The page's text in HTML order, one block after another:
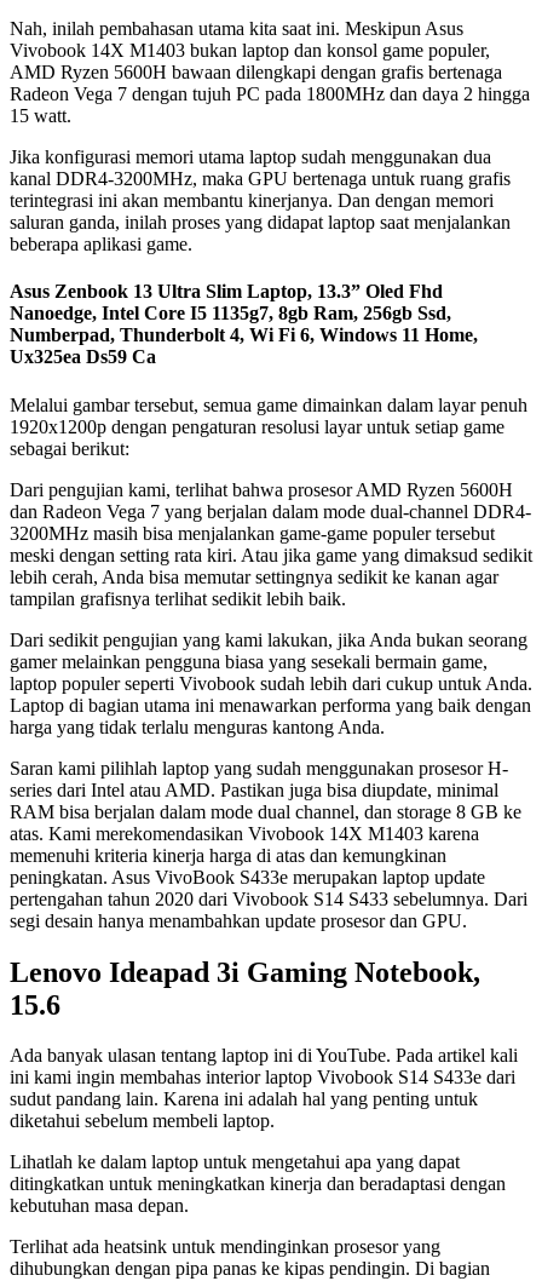
Nah, inilah pembahasan utama kita saat ini. Meskipun Asus
Vivobook 14X M1403 bukan laptop dan konsol game populer,
AMD Ryzen 5600H bawaan dilengkapi dengan grafis bertenaga
Radeon Vega 7 dengan tujuh PC pada 1800MHz dan daya 2 hingga
15 watt.
Jika konfigurasi memori utama laptop sudah menggunakan dua
kanal DDR4-3200MHz, maka GPU bertenaga untuk ruang grafis
terintegrasi ini akan membantu kinerjanya. Dan dengan memori
saluran ganda, inilah proses yang didapat laptop saat menjalankan
beberapa aplikasi game.
Asus Zenbook 13 Ultra Slim Laptop, 13.3” Oled Fhd
Nanoedge, Intel Core I5 1135g7, 8gb Ram, 256gb Ssd,
Numberpad, Thunderbolt 4, Wi Fi 6, Windows 11 Home,
Ux325ea Ds59 Ca
Melalui gambar tersebut, semua game dimainkan dalam layar penuh
1920x1200p dengan pengaturan resolusi layar untuk setiap game
sebagai berikut:
Dari pengujian kami, terlihat bahwa prosesor AMD Ryzen 5600H
dan Radeon Vega 7 yang berjalan dalam mode dual-channel DDR4-
3200MHz masih bisa menjalankan game-game populer tersebut
meski dengan setting rata kiri. Atau jika game yang dimaksud sedikit
lebih cerah, Anda bisa memutar settingnya sedikit ke kanan agar
tampilan grafisnya terlihat sedikit lebih baik.
Dari sedikit pengujian yang kami lakukan, jika Anda bukan seorang
gamer melainkan pengguna biasa yang sesekali bermain game,
laptop populer seperti Vivobook sudah lebih dari cukup untuk Anda.
Laptop di bagian utama ini menawarkan performa yang baik dengan
harga yang tidak terlalu menguras kantong Anda.
Saran kami pilihlah laptop yang sudah menggunakan prosesor H-
series dari Intel atau AMD. Pastikan juga bisa diupdate, minimal
RAM bisa berjalan dalam mode dual channel, dan storage 8 GB ke
atas. Kami merekomendasikan Vivobook 14X M1403 karena
memenuhi kriteria kinerja harga di atas dan kemungkinan
peningkatan. Asus VivoBook S433e merupakan laptop update
pertengahan tahun 2020 dari Vivobook S14 S433 sebelumnya. Dari
segi desain hanya menambahkan update prosesor dan GPU.
Lenovo Ideapad 3i Gaming Notebook,
15.6
Ada banyak ulasan tentang laptop ini di YouTube. Pada artikel kali
ini kami ingin membahas interior laptop Vivobook S14 S433e dari
sudut pandang lain. Karena ini adalah hal yang penting untuk
diketahui sebelum membeli laptop.
Lihatlah ke dalam laptop untuk mengetahui apa yang dapat
ditingkatkan untuk meningkatkan kinerja dan beradaptasi dengan
kebutuhan masa depan.
Terlihat ada heatsink untuk mendinginkan prosesor yang
dihubungkan dengan pipa panas ke kipas pendingin. Di bagian